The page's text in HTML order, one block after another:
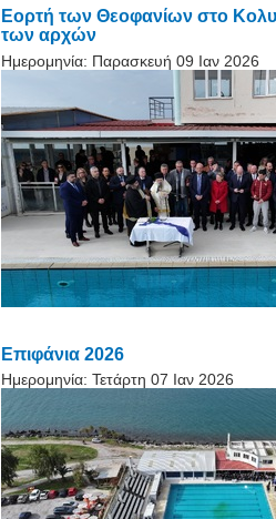
Εορτή των Θεοφανίων στο
των αρχών
Ημερομηνία: Παρασκευή 09 Ιαν 2026
Επιφάνια 2026
Ημερομηνία: Τετάρτη 07 Ιαν 2026